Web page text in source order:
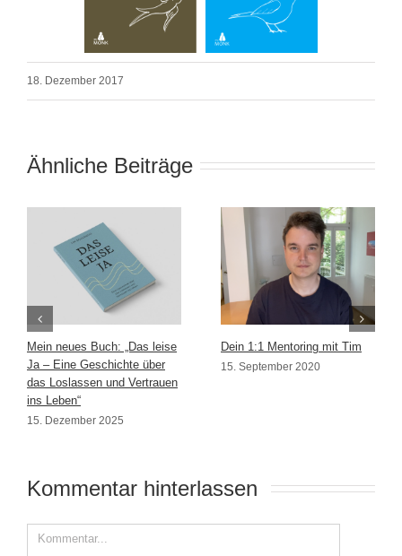
18. Dezember 2017
Ähnliche Beiträge
Mein neues Buch: „Das leise
Ja – Eine Geschichte über
das Loslassen und Vertrauen
ins Leben“
15. Dezember 2025
Dein 1:1 Mentoring mit Tim
15. September 2020
Kommentar hinterlassen